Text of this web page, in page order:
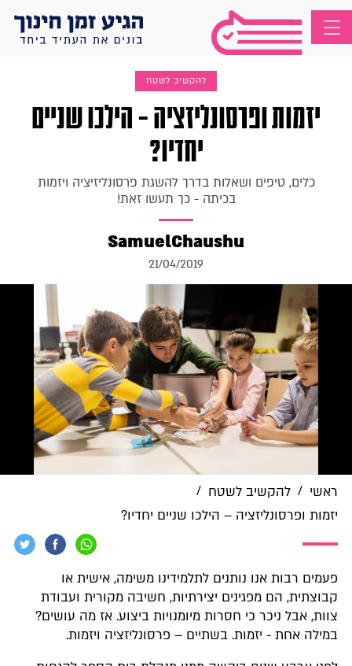
להקשיב לשטח
יזמות ופרסונליזציה – הילכו שניים
יחדיו?
כלים, טיפים ושאלות בדרך להשגת פרסונליזיציה ויזמות
בכיתה - כך תעשו זאת!
SamuelChaushu
21/04/2019
ראשי / להקשיב לשטח /
יזמות ופרסונליזציה – הילכו שניים יחדיו?
פעמים רבות אנו נותנים לתלמידינו משימה, אישית או
קבוצתית, הם מפגינים יצירתיות, חשיבה מקורית ועבודת
צוות, אבל ניכר כי חסרות מיומנויות ביצוע. אז מה עושים?
במילה אחת - יזמות. בשתיים – פרסונליזציה ויזמות.